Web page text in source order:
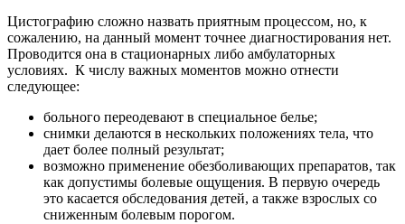
Цистографию сложно назвать приятным процессом, но, к
сожалению, на данный момент точнее диагностирования нет.
Проводится она в стационарных либо амбулаторных
условиях. К числу важных моментов можно отнести
следующее:
больного переодевают в специальное белье;
снимки делаются в нескольких положениях тела, что
дает более полный результат;
возможно применение обезболивающих препаратов, так
как допустимы болевые ощущения. В первую очередь
это касается обследования детей, а также взрослых со
сниженным болевым порогом.